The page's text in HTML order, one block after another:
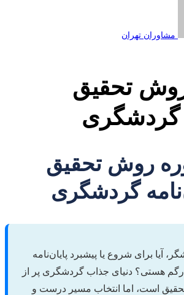
مشاوران تهران
تحقیق
گردشگری
روش تحقیق
گردشگری
آیا برای شروع یا پیشبرد پایان‌نامه
هستی؟ دنیای جذاب گردشگری پر از
تحقیق است، اما انتخاب مسیر درست و